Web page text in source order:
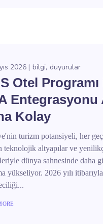
2026 bilgi duyurular
Otel Programı
Entegrasyonu
Kolay
turizm potansiyeli, her
teknolojik altyapılar ve
dünya sahnesinde daha
yükseliyor. 2026 yılı